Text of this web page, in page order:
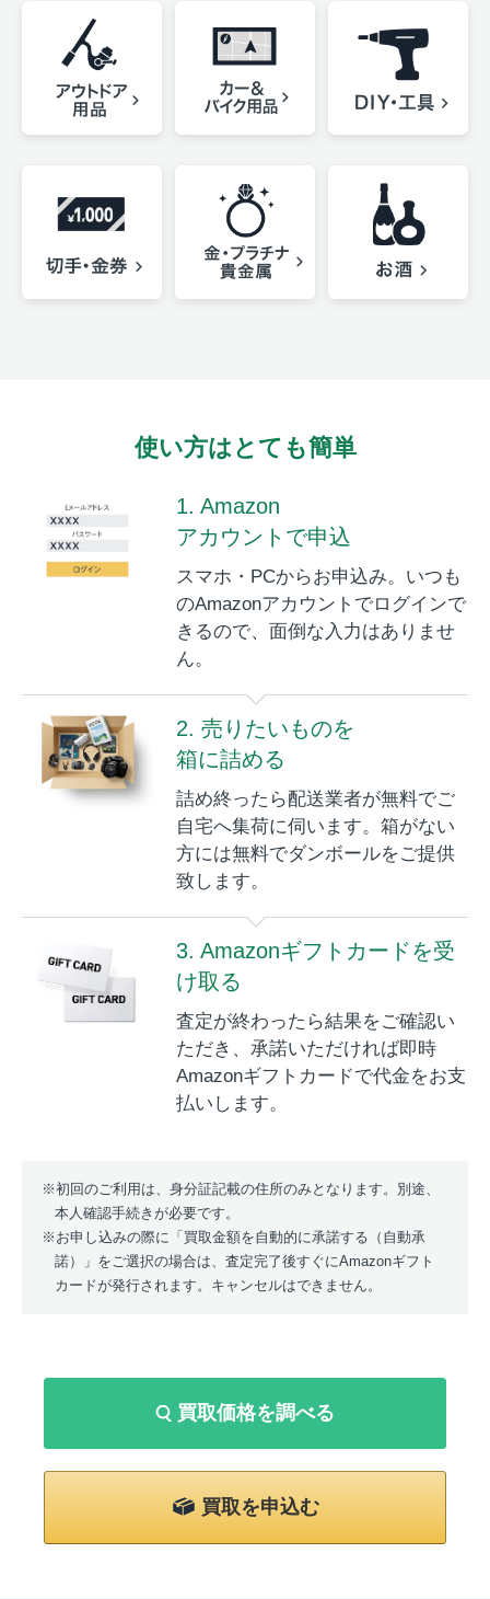
使い方はとても簡単
1. Amazon
アカウントで申込
スマホ・PCからお申込み。いつも
のAmazonアカウントでログインで
きるので、面倒な入力はありませ
ん。
2. 売りたいものを
箱に詰める
詰め終ったら配送業者が無料でご
自宅へ集荷に伺います。箱がない
方には無料でダンボールをご提供
致します。
3. Amazonギフトカードを受
け取る
査定が終わったら結果をご確認い
ただき、承諾いただければ即時
Amazonギフトカードで代金をお支
払いします。
初回のご利用は、身分証記載の住所のみとなります。別途、
本人確認手続きが必要です。
お申し込みの際に「買取金額を自動的に承諾する（自動承
諾）」をご選択の場合は、査定完了後すぐにAmazonギフト
カードが発行されます。キャンセルはできません。
買取価格を調べる
買取を申込む